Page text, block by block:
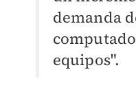
demanda
equipos".